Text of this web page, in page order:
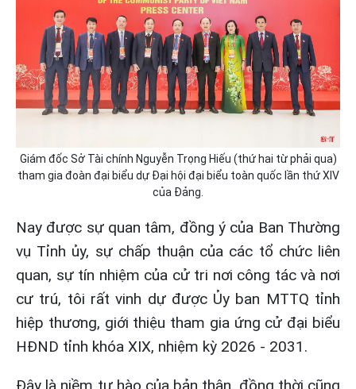
Giám đốc Sở Tài chính Nguyễn Trọng Hiếu (thứ hai từ phải qua)
tham gia đoàn đại biểu dự Đại hội đại biểu toàn quốc lần thứ XIV
của Đảng.
Nay được sự quan tâm, đồng ý của Ban Thường
vụ Tỉnh ủy, sự chấp thuận của các tổ chức liên
quan, sự tín nhiệm của cử tri nơi công tác và nơi
cư trú, tôi rất vinh dự được Ủy ban MTTQ tỉnh
hiệp thương, giới thiệu tham gia ứng cử đại biểu
HĐND tỉnh khóa XIX, nhiệm kỳ 2026 - 2031.
Đây là niềm tự hào của bản thân, đồng thời cũng